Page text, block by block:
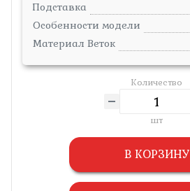
Подставка
Особенности модели
Материал Веток
Количество
шт
В КОРЗИНУ